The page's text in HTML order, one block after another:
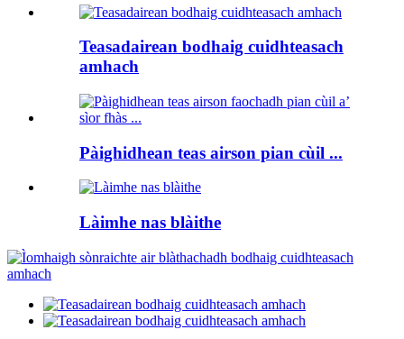
Teasadairean bodhaig cuidhteasach
amhach
Pàighidhean teas airson pian cùil ...
Làimhe nas blàithe